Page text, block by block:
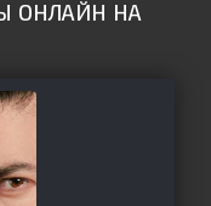
ОНЛАЙН НА